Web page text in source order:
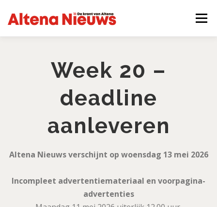
naar
Menu
NIEUWS AANLEVEREN EPAPER
VACATURES DOWNLOADS
Week 20 –
deadline
aanleveren
Altena Nieuws verschijnt op woensdag 13 mei 2026
Incompleet advertentiemateriaal en voorpagina-
advertenties